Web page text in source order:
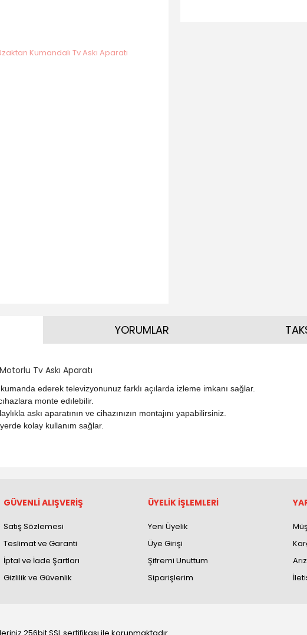
Tv Askı Aparatı
ederek televizyonunuz farklı açılarda izleme imkanı sağlar.
monte edılebilir.
askı aparatının ve cihazınızın montajını yapabilirsiniz.
kolay kullanım sağlar.
YORUMLAR
GÜVENLİ ALIŞVERİŞ
Satış Sözlemesi
Teslimat ve Garanti
İptal ve İade Şartları
Gizlilik ve Güvenlik
ÜYELİK İŞLEMLERİ
Yeni Üyelik
Üye Girişi
Şifremi Unuttum
Siparişlerim